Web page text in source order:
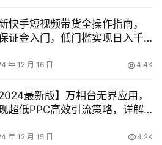
快手短视频带货全操作指南，
证金入门，低门槛实现日入千
年 12 月 16 日 4.4K
2024最新版】万相台无界应用，
超低PPC高效引流策略，详解
年 12 月 15 日 4.2K